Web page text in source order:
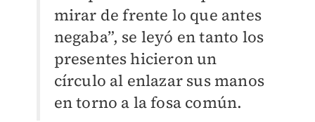
mirar de frente lo que antes
negaba”, se leyó en tanto los
presentes hicieron un
círculo al enlazar sus manos
en torno a la fosa común.